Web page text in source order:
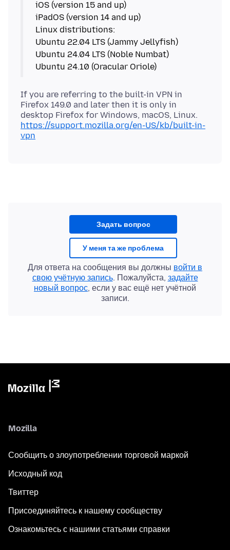
iOS (version 15 and up)
iPadOS (version 14 and up)
Linux distributions:
Ubuntu 22.04 LTS (Jammy Jellyfish)
Ubuntu 24.04 LTS (Noble Numbat)
Ubuntu 24.10 (Oracular Oriole)
If you are referring to the built-in VPN in
Firefox 149.0 and later then it is only in
desktop Firefox for Windows, macOS, Linux.
https://support.mozilla.org/en-US/kb/built-in-
vpn
Задать вопрос
У меня та же проблема
Для ответа на сообщения вы должны войти в
свою учётную запись. Пожалуйста, задайте
новый вопрос, если у вас ещё нет учётной
записи.
Mozilla
Сообщить о злоупотреблении торговой маркой
Исходный код
Твиттер
Присоединяйтесь к нашему сообществу
Ознакомьтесь с нашими статьями справки